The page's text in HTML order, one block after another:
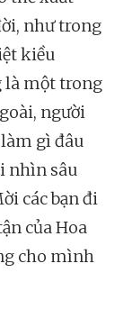
như trong
kiều
là một trong
người
gì đâu
nhìn sâu
các bạn đi
của Hoa
cho mình